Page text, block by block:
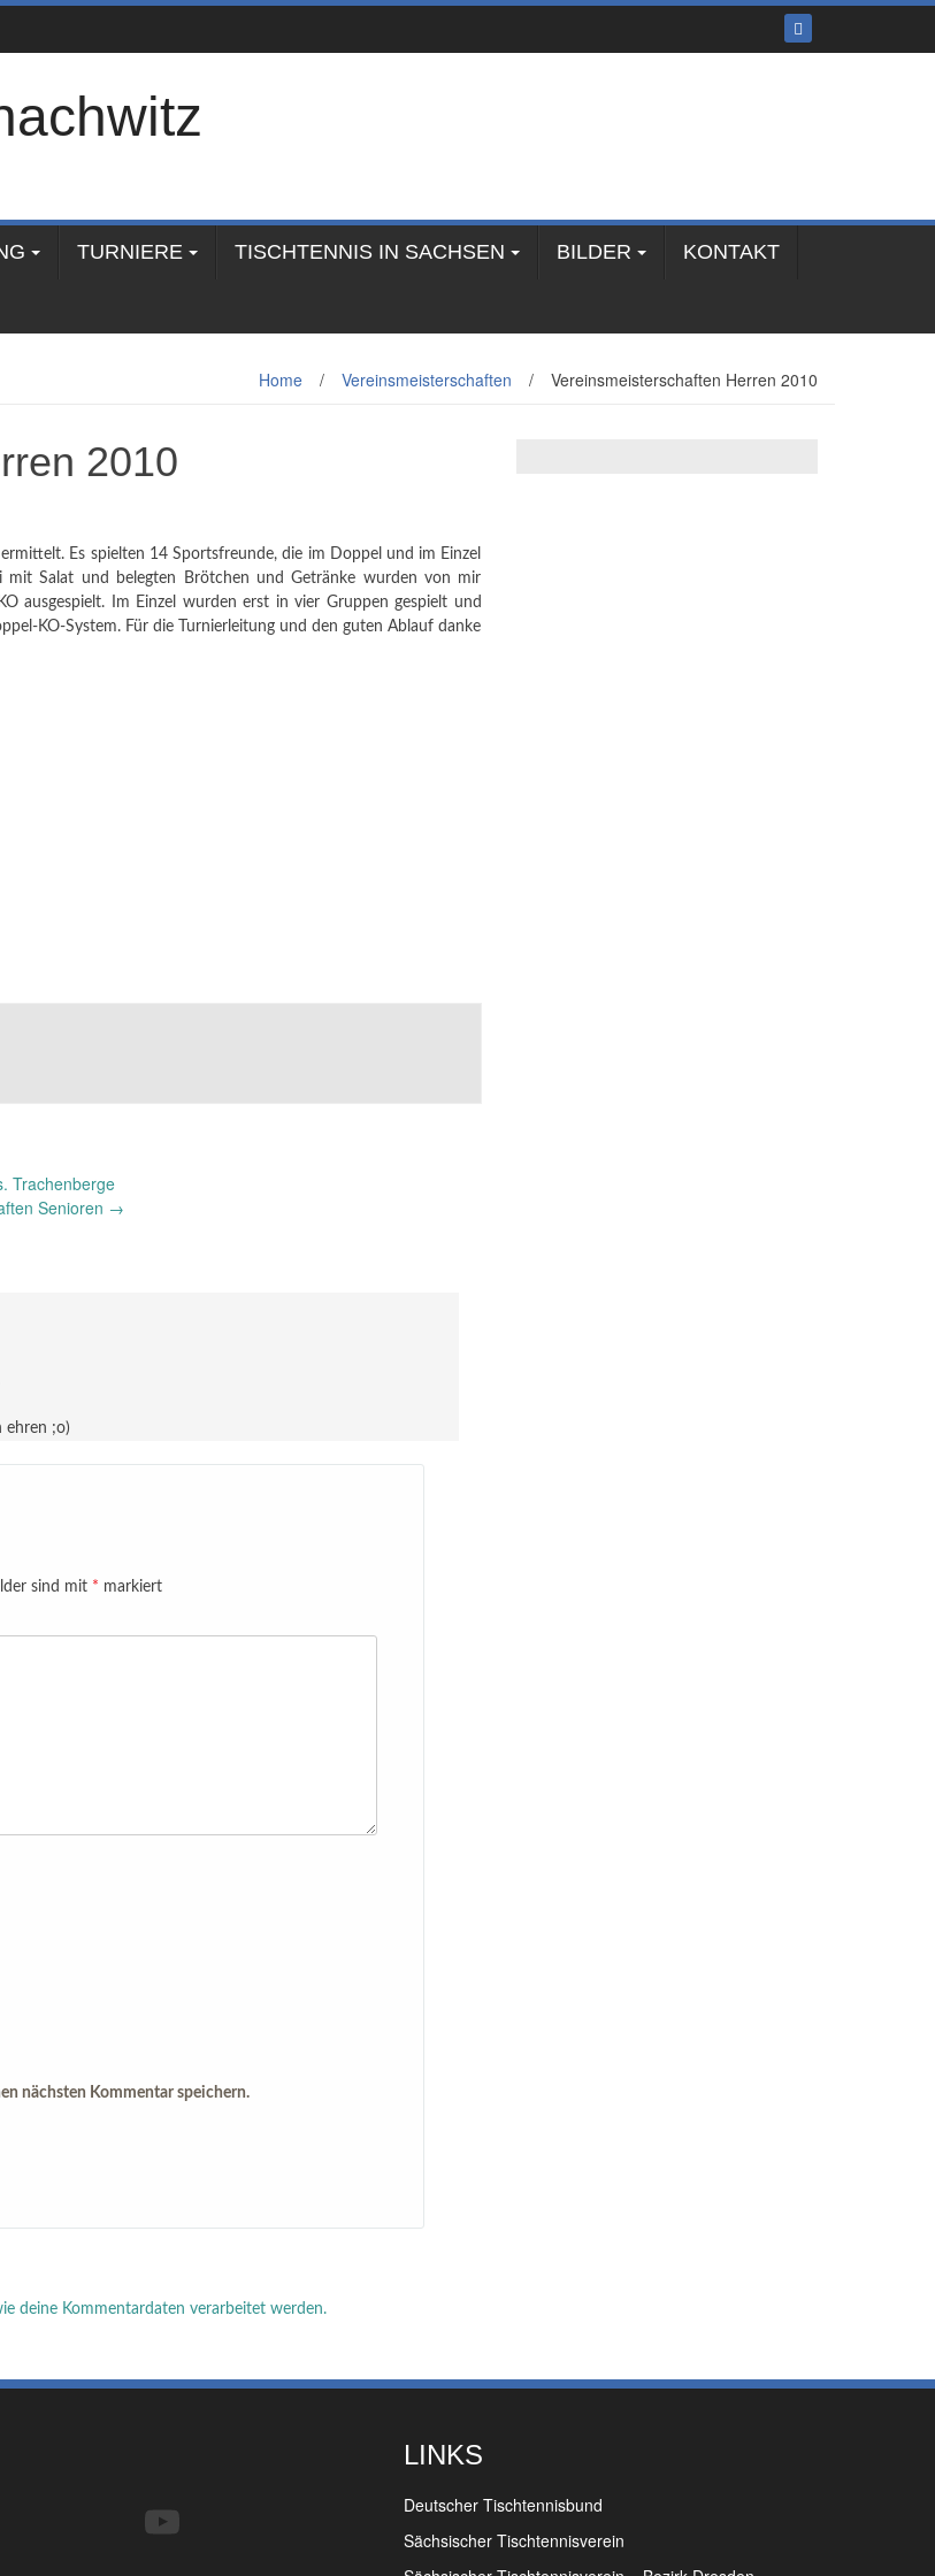
TURNIERE TISCHTENNIS IN SACHSEN BILDER KONTAKT
Home / Vereinsmeisterschaften / Vereinsmeisterschaften Herren 2010
2010
Es spielten 14 Sportsfreunde, die im Doppel und im Einzel
Salat und belegten Brötchen und Getränke wurden von mir
ausgespielt. Im Einzel wurden erst in vier Gruppen gespielt und
KO-System. Für die Turnierleitung und den guten Ablauf danke
Trachenberge
Senioren →
ehren ;o)
sind mit * markiert
nächsten Kommentar speichern.
deine Kommentardaten verarbeitet werden.
YouTube
LINKS
Deutscher Tischtennisbund
Sächsischer Tischtennisverein